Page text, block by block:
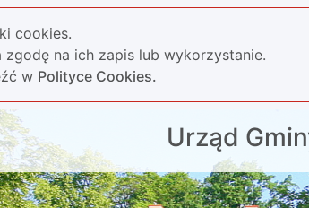
cookies.
na ich zapis lub wykorzystanie.
w Polityce Cookies.
Urząd